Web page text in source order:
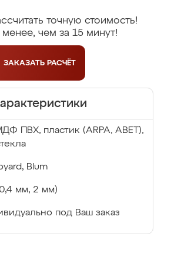
точную стоимость!
чем за 15 минут!
ЗАКАЗАТЬ РАСЧЁТ
ПВХ, пластик (ARPA, ABET),
Blum
мм, 2 мм)
под Ваш заказ